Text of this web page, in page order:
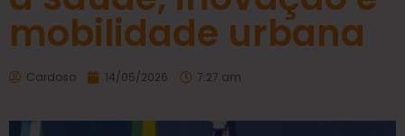
mobilidade urbana
Cardoso 14/05/2026 7:27 am